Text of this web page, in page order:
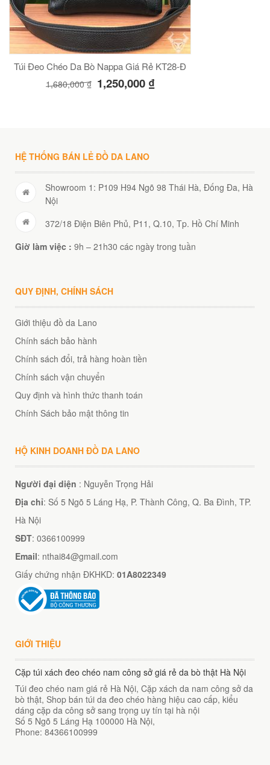
Túi Đeo Chéo Da Bò Nappa Giá Rẻ KT28-Đ
1,680,000₫ 1,250,000 ₫
HỆ THỐNG BÁN LẺ ĐỒ DA LANO
Showroom 1: P109 H94 Ngõ 98 Thái Hà, Đống Đa, Hà
Nội
372/18 Điện Biên Phủ, P11, Q.10, Tp. Hồ Chí Minh
Giờ làm việc : 9h – 21h30 các ngày trong tuần
QUY ĐỊNH, CHÍNH SÁCH
Giới thiệu đồ da Lano
Chính sách bảo hành
Chính sách đổi, trả hàng hoàn tiền
Chính sách vận chuyển
Quy định và hình thức thanh toán
Chính Sách bảo mật thông tin
HỘ KINH DOANH ĐỒ DA LANO
Người đại diện : Nguyễn Trọng Hải
Địa chỉ: Số 5 Ngõ 5 Láng Hạ, P. Thành Công, Q. Ba Đình, TP.
Hà Nội
SĐT: 0366100999
Email: nthai84@gmail.com
Giấy chứng nhận ĐKHKD: 01A8022349
GIỚI THIỆU
Cặp túi xách đeo chéo nam công sở giá rẻ da bò thật Hà Nội
Túi đeo chéo nam giá rẻ Hà Nội, Cặp xách da nam công sở da
bò thật, Shop bán túi da đeo chéo hàng hiệu cao cấp, kiểu
dáng cặp da công sở sang trọng uy tín tại hà nội
Số 5 Ngõ 5 Láng Hạ 100000 Hà Nội,
Phone: 84366100999